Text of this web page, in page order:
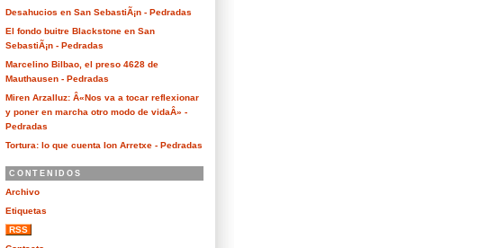
Desahucios en San SebastiÃ¡n - Pedradas
El fondo buitre Blackstone en San
SebastiÃ¡n - Pedradas
Marcelino Bilbao, el preso 4628 de
Mauthausen - Pedradas
Miren Arzalluz: Â«Nos va a tocar reflexionar
y poner en marcha otro modo de vidaÂ» -
Pedradas
Tortura: lo que cuenta Ion Arretxe - Pedradas
CONTENIDOS
Archivo
Etiquetas
RSS